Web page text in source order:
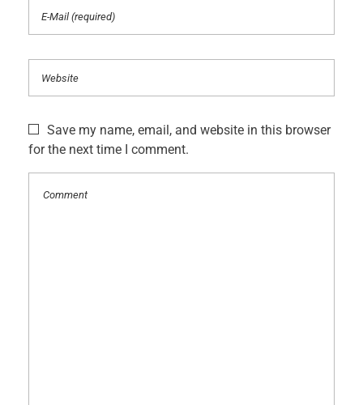
Save my name, email, and website in this browser
for the next time I comment.